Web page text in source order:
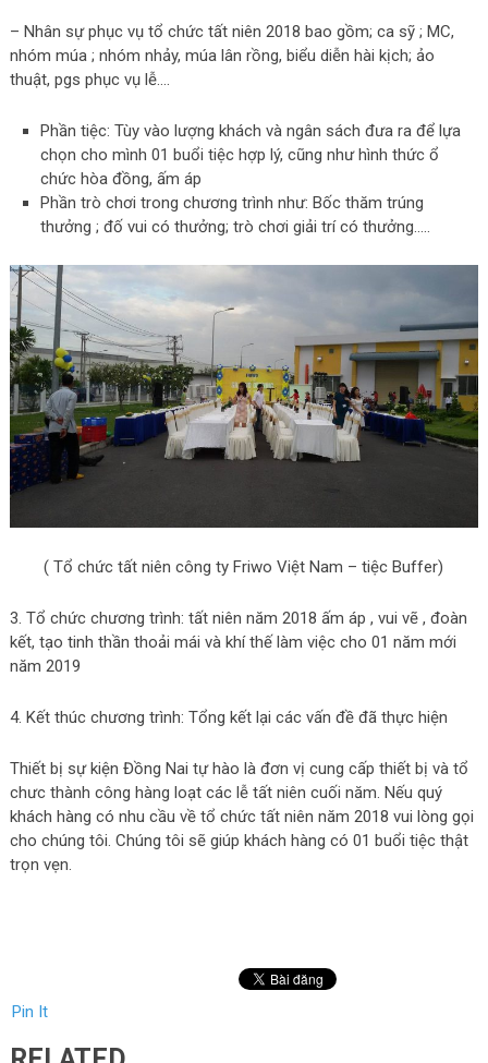
– Nhân sự phục vụ tổ chức tất niên 2018 bao gồm; ca sỹ ; MC,
nhóm múa ; nhóm nhảy, múa lân rồng, biểu diễn hài kịch; ảo
thuật, pgs phục vụ lễ….
Phần tiệc: Tùy vào lượng khách và ngân sách đưa ra để lựa
chọn cho mình 01 buổi tiệc hợp lý, cũng như hình thức ổ
chức hòa đồng, ấm áp
Phần trò chơi trong chương trình như: Bốc thăm trúng
thưởng ; đố vui có thưởng; trò chơi giải trí có thưởng…..
( Tổ chức tất niên công ty Friwo Việt Nam – tiệc Buffer)
3. Tổ chức chương trình: tất niên năm 2018 ấm áp , vui vẽ , đoàn
kết, tạo tinh thần thoải mái và khí thế làm việc cho 01 năm mới
năm 2019
4. Kết thúc chương trình: Tổng kết lại các vấn đề đã thực hiện
Thiết bị sự kiện Đồng Nai tự hào là đơn vị cung cấp thiết bị và tổ
chưc thành công hàng loạt các lễ tất niên cuối năm. Nếu quý
khách hàng có nhu cầu về tổ chức tất niên năm 2018 vui lòng gọi
cho chúng tôi. Chúng tôi sẽ giúp khách hàng có 01 buổi tiệc thật
trọn vẹn.
Pin It